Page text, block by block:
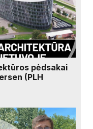
pėdsakai
(PLH